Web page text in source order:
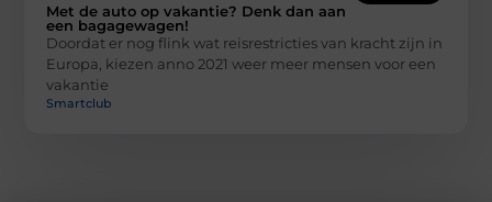
Met de auto op vakantie? Denk dan aan
een bagagewagen!
Doordat er nog flink wat reisrestricties van kracht zijn in
Europa, kiezen anno 2021 weer meer mensen voor een
vakantie
Smartclub